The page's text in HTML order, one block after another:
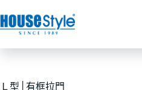
至
要
Ｌ型│有框拉門